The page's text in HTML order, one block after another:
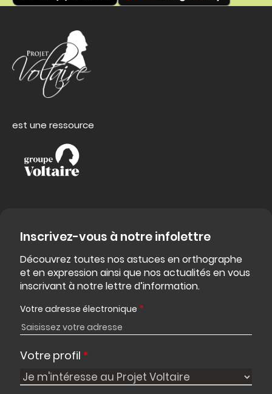
est une ressource
Inscrivez-vous à notre infolettre
Découvrez toutes nos astuces en orthographe
et en expression ainsi que nos actualités en vous
inscrivant à notre lettre d’information.
Votre adresse électronique *
Votre profil *